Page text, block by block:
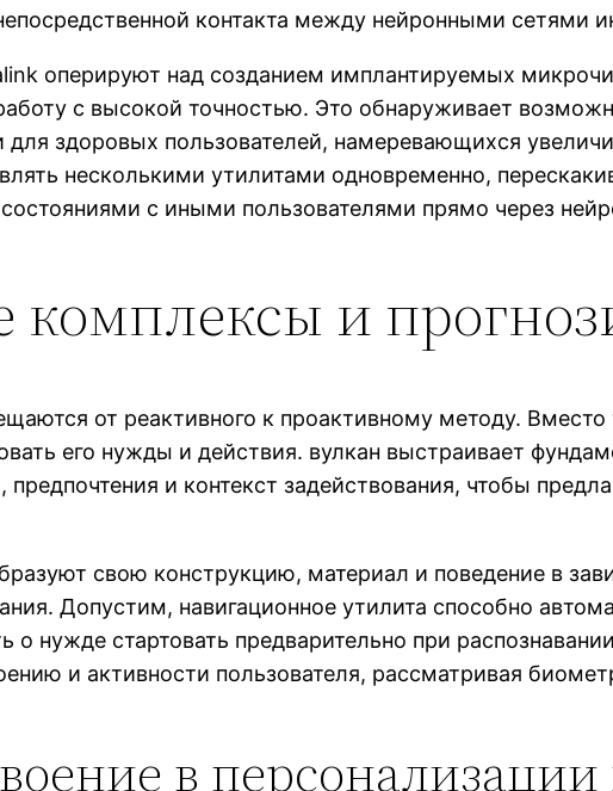
контакта между нейронными сетями
оперируют над созданием имплантируемых
с высокой точностью. Это обнаруживает
здоровых пользователей, намеревающихся
несколькими утилитами одновременно,
с иными пользователями прямо через
комплексы и
от реактивного к проактивному методу.
его нужды и действия. вулкан выстраивает
и контекст задействования, чтобы
свою конструкцию, материал и поведение в
Допустим, навигационное утилита способно
о нужде стартовать предварительно при
и активности пользователя, рассматривая
в персонализации